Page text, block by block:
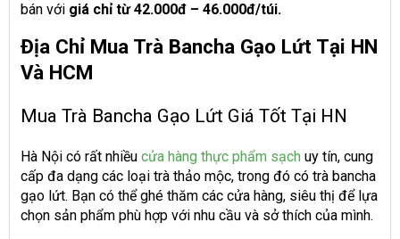
bán với giá chỉ từ 42.000đ – 46.000đ/túi.
Địa Chỉ Mua Trà Bancha Gạo Lứt Tại HN
Và HCM
Mua Trà Bancha Gạo Lứt Giá Tốt Tại HN
Hà Nội có rất nhiều cửa hàng thực phẩm sạch uy tín, cung
cấp đa dạng các loại trà thảo mộc, trong đó có trà bancha
gạo lứt. Bạn có thể ghé thăm các cửa hàng, siêu thị để lựa
chọn sản phẩm phù hợp với nhu cầu và sở thích của mình.